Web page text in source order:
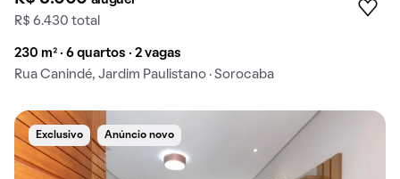
R$ 6.430 total
230 m² · 6 quartos · 2 vagas
Rua Canindé, Jardim Paulistano · Sorocaba
Exclusivo Anúncio novo